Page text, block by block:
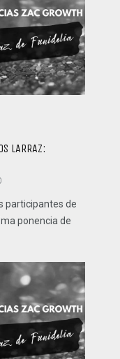
LARRAZ:
participantes de
ponencia de